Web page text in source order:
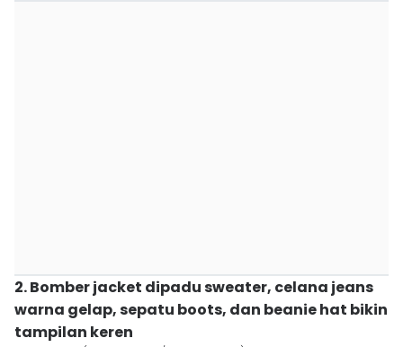
2. Bomber jacket dipadu sweater, celana jeans
warna gelap, sepatu boots, dan beanie hat bikin
tampilan keren